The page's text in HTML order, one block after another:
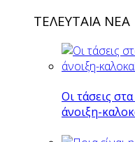
ΤΕΛΕΥΤΑΙΑ ΝΕΑ
Οι τάσεις
άνοιξη-